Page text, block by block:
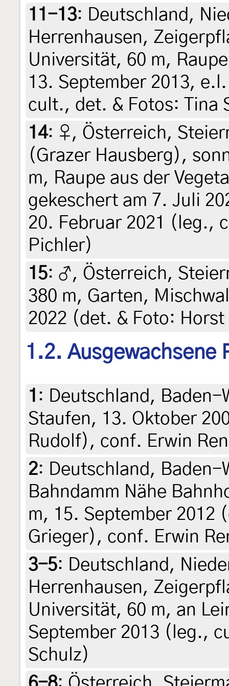
11-13: Deutschland,
Herrenhausen,
Universität, 60 m,
13. September 2013,
cult., det. & Fotos: Tina
14: ♀, Österreich,
(Grazer Hausberg),
m, Raupe aus der
gekeschert am 7. Juli
20. Februar 2021 (leg.,
Pichler)
15: ♂, Österreich,
380 m, Garten,
2022 (det. & Foto:
1.2. Ausgewachsene
1 : Deutschland, Baden-
Staufen, 13. Oktober
Rudolf), conf. Erwin
2: Deutschland,
Bahndamm Nähe
m, 15. September 2012
Grieger), conf. Erwin
3-5: Deutschland,
Herrenhausen,
Universität, 60 m, an
September 2013 (leg.,
Schulz)